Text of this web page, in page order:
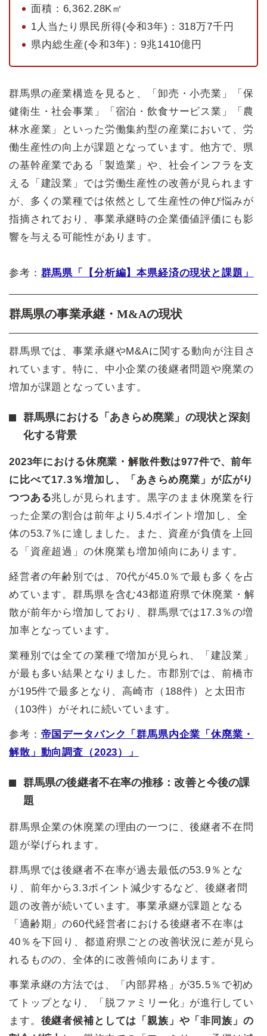
面積：6,362.28K㎡
1人当たり県民所得(令和3年)：318万7千円
県内総生産(令和3年)：9兆1410億円
群馬県の産業構造を見ると、「卸売・小売業」「保
健衛生・社会事業」「宿泊・飲食サービス業」「農
林水産業」といった労働集約型の産業において、労
働生産性の向上が課題となっています。他方で、県
の基幹産業である「製造業」や、社会インフラを支
える「建設業」では労働生産性の改善が見られます
が、多くの業種では依然として生産性の伸び悩みが
指摘されており、事業承継時の企業価値評価にも影
響を与える可能性があります。
参考： 群馬県「【分析編】本県経済の現状と課題」
群馬県の事業承継・M&Aの現状
群馬県では、事業承継やM&Aに関する動向が注目さ
れています。特に、中小企業の後継者問題や廃業の
増加が課題となっています。
群馬県における「あきらめ廃業」の現状と深刻
化する背景
2023年における休廃業・解散件数は977件で、前年
に比べて17.3％増加し、「あきらめ廃業」が広がり
つつある兆しが見られます。黒字のまま休廃業を行
った企業の割合は前年より5.4ポイント増加し、全
体の53.7％に達しました。また、資産が負債を上回
る「資産超過」の休廃業も増加傾向にあります。
経営者の年齢別では、70代が45.0％で最も多くを占
めています。群馬県を含む43都道府県で休廃業・解
散が前年から増加しており、群馬県では17.3％の増
加率となっています。
業種別では全ての業種で増加が見られ、「建設業」
が最も多い結果となりました。市郡別では、前橋市
が195件で最多となり、高崎市（188件）と太田市
（103件）がそれに続いています。
参考： 帝国データバンク「群馬県内企業「休廃業・
解散」動向調査（2023）」
群馬県の後継者不在率の推移：改善と今後の課
題
群馬県企業の休廃業の理由の一つに、後継者不在問
題が挙げられます。
群馬県では後継者不在率が過去最低の53.9％とな
り、前年から3.3ポイント減少するなど、後継者問
題の改善が続いています。事業承継が課題となる
「適齢期」の60代経営者における後継者不在率は
40％を下回り、都道府県ごとの改善状況に差が見ら
れるものの、全体的に改善傾向にあります。
事業承継の方法では、「内部昇格」が35.5％で初め
てトップとなり、「脱ファミリー化」が進行してい
ます。 後継者候補としては「親族」や「非同族」の